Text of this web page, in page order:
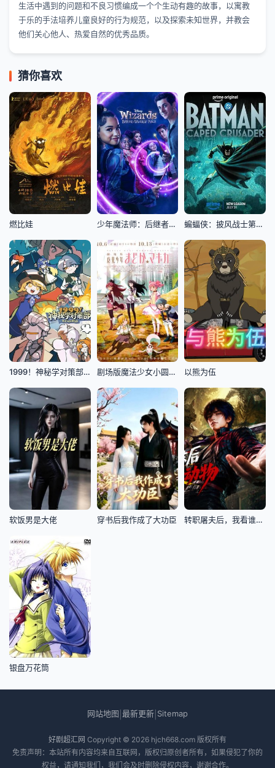
生活中遇到的问题和不良习惯编成一个个生动有趣的故事，以寓教
于乐的手法培养儿童良好的行为规范，以及探索未知世界，并教会
他们关心他人、热爱自然的优秀品质。
猜你喜欢
燃比娃 少年魔法师：后继者第三季 蝙蝠侠：披风战士第2季
1999！神秘学对策部(英配版) 剧场版魔法少女小圆前篇起始的故事 以熊为伍
软饭男是大佬 穿书后我作成了大功臣 转职屠夫后，我看谁都是动物
银盘万花筒
网站地图 最新更新 Sitemap
好剧超汇网 Copyright © 2026 hjch668.com 版权所有
免责声明：本站所有内容均来自互联网，版权归原创者所有，如果侵犯了你的
权益，请通知我们，我们会及时删除侵权内容，谢谢合作。